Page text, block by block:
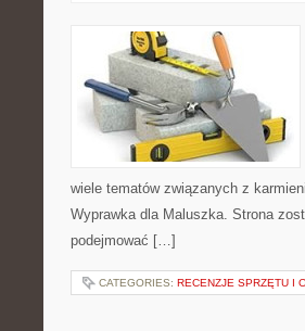
wiele tematów związanych z
Wyprawka dla Maluszka. Strona
podejmować […]
CATEGORIES: RECENZJE SPRZĘTU I